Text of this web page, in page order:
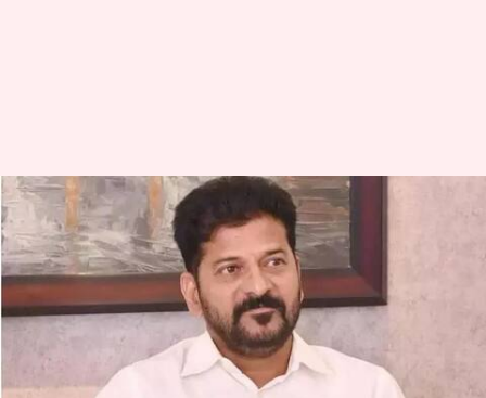
Revanth Reddy: జపాన్‌లో
తెలంగాణ బ్రాండ్‌ను ప్రమోట్
చేయనున్న సీఎం రేవంత్ రెడ్డి
వ్రాసిన వారు Jayachandra Akuri Apr 16, 2025 10:01 am
ఈ వార్తాకథనం ఏంటి